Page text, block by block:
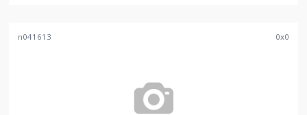
n041613 0x0